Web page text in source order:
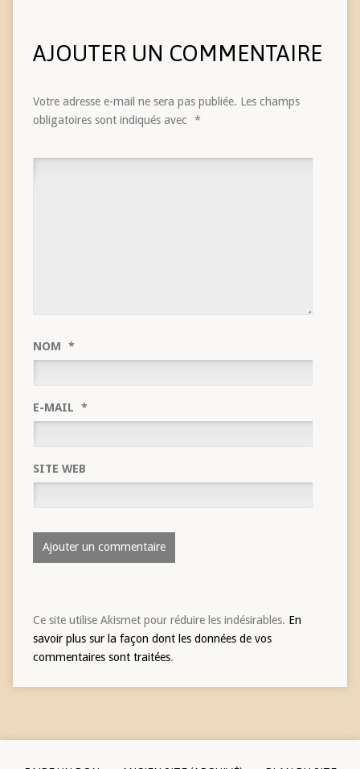
AJOUTER UN COMMENTAIRE
Votre adresse e-mail ne sera pas publiée. Les champs
obligatoires sont indiqués avec *
NOM *
E-MAIL *
SITE WEB
Ce site utilise Akismet pour réduire les indésirables. En
savoir plus sur la façon dont les données de vos
commentaires sont traitées.